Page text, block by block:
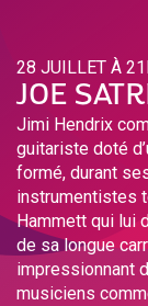
28 JUILLET À
JOE
Jimi Hendrix
guitariste doté
formé, durant
instrumentistes
Hammett qui lui
de sa longue
impressionnant
musiciens